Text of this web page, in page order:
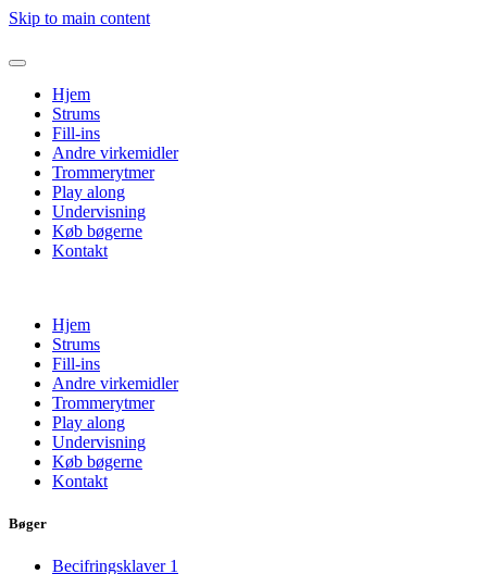
Skip to main content
Hjem
Strums
Fill-ins
Andre virkemidler
Trommerytmer
Play along
Undervisning
Køb bøgerne
Kontakt
Hjem
Strums
Fill-ins
Andre virkemidler
Trommerytmer
Play along
Undervisning
Køb bøgerne
Kontakt
Bøger
Becifringsklaver 1